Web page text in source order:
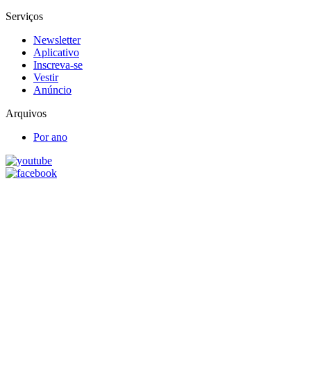
Serviços
Newsletter
Aplicativo
Inscreva-se
Vestir
Anúncio
Arquivos
Por ano